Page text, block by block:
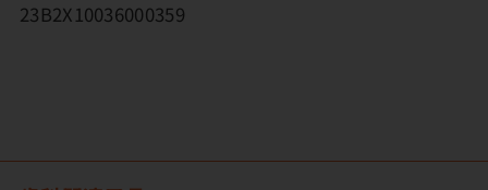
23B2X10036000359